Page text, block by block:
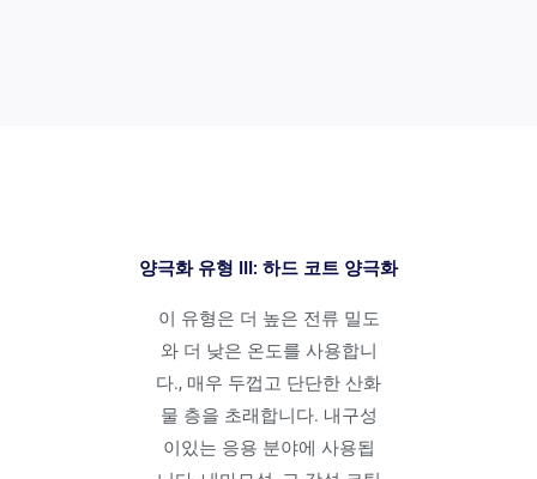
양극화 유형 III: 하드 코트 양극화
이 유형은 더 높은 전류 밀도
와 더 낮은 온도를 사용합니
다., 매우 두껍고 단단한 산화
물 층을 초래합니다. 내구성
이있는 응용 분야에 사용됩